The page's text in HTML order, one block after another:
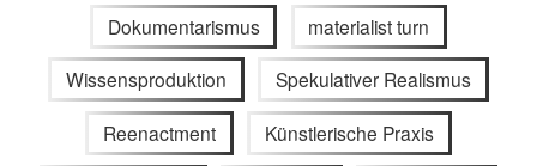
Dokumentarismus materialist turn
Wissensproduktion Spekulativer Realismus
Reenactment Künstlerische Praxis